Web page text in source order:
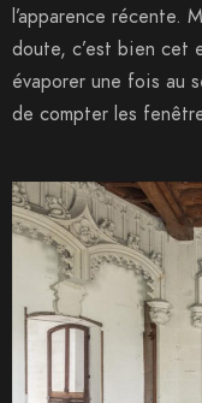
l’apparence récente.
doute, c’est bien cet
évaporer une fois au
de compter les